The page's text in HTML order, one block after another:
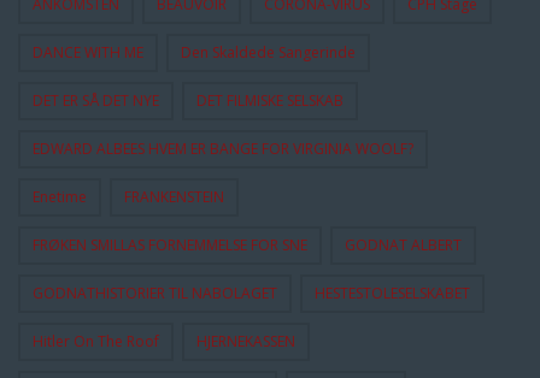
ANKOMSTEN BEAUVOIR CORONA-VIRUS CPH Stage
DANCE WITH ME Den Skaldede Sangerinde
DET ER SÅ DET NYE DET FILMISKE SELSKAB
EDWARD ALBEES HVEM ER BANGE FOR VIRGINIA WOOLF?
Enetime FRANKENSTEIN
FRØKEN SMILLAS FORNEMMELSE FOR SNE GODNAT ALBERT
GODNATHISTORIER TIL NABOLAGET HESTESTOLESELSKABET
Hitler On The Roof HJERNEKASSEN